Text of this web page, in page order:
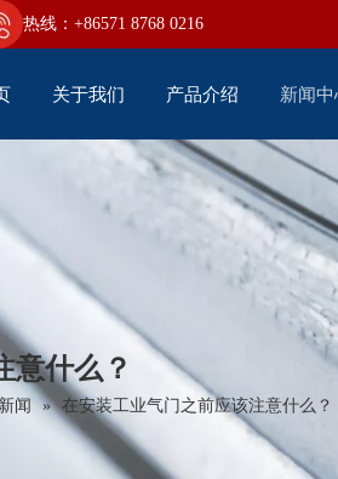
热线：+86571 8768 0216
关于我们 产品介绍 新闻中
意什么？
闻 » 在安装工业气门之前应该注意什么？